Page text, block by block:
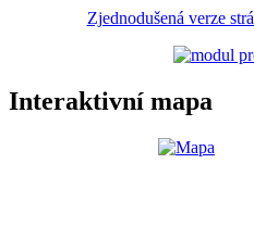
Zjednodušená verze
Interaktivní mapa